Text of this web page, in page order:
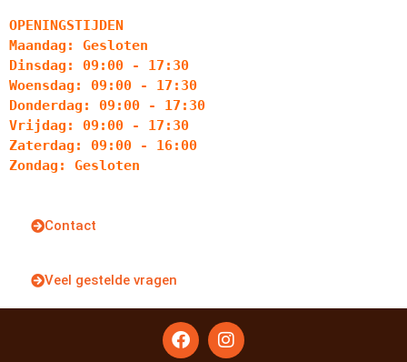
OPENINGSTIJDEN
Maandag: Gesloten
Dinsdag: 09:00 - 17:30
Woensdag: 09:00 - 17:30
Donderdag: 09:00 - 17:30
Vrijdag: 09:00 - 17:30
Zaterdag: 09:00 - 16:00
Zondag: Gesloten
Contact
Veel gestelde vragen